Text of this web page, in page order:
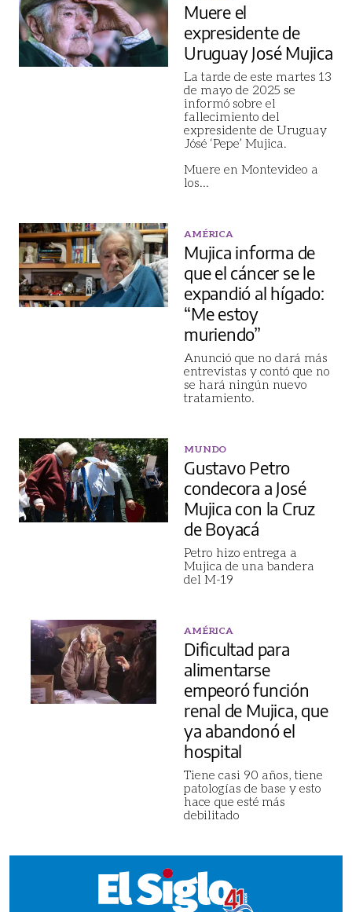
Muere el
expresidente de
Uruguay José Mujica
La tarde de este martes 13
de mayo de 2025 se
informó sobre el
fallecimiento del
expresidente de Uruguay
Jósé ‘Pepe’ Mujica.
Muere en Montevideo a
los...
AMÉRICA
Mujica informa de
que el cáncer se le
expandió al hígado:
“Me estoy
muriendo”
Anunció que no dará más
entrevistas y contó que no
se hará ningún nuevo
tratamiento.
MUNDO
Gustavo Petro
condecora a José
Mujica con la Cruz
de Boyacá
Petro hizo entrega a
Mujica de una bandera
del M-19
AMÉRICA
Dificultad para
alimentarse
empeoró función
renal de Mujica, que
ya abandonó el
hospital
Tiene casi 90 años, tiene
patologías de base y esto
hace que esté más
debilitado